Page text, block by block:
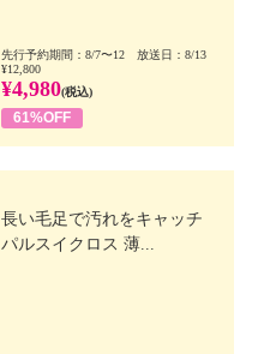
先行予約期間：8/7〜12 放送日：8/13
¥12,800
¥4,980(税込)
61%OFF
長い毛足で汚れをキャッチ
パルスイクロス 薄...